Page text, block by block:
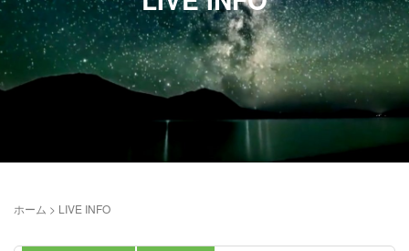
ホーム > LIVE INFO
2:00 AM
5:00 AM